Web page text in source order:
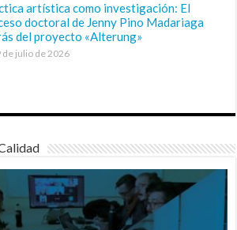
artística como investigación: El
doctoral de Jenny Pino Madariaga
del proyecto «Alterung»
de julio de 2026